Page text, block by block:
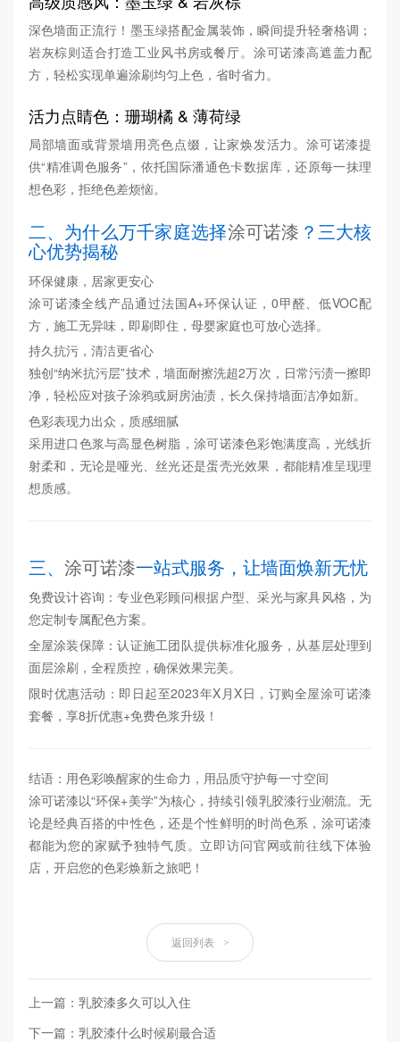
深色墙面正流行！墨玉绿搭配金属装饰，瞬间提升轻奢格调；
岩灰棕则适合打造工业风书房或餐厅。涂可诺漆高遮盖力配
方，轻松实现单遍涂刷均匀上色，省时省力。
活力点睛色：珊瑚橘 & 薄荷绿
局部墙面或背景墙用亮色点缀，让家焕发活力。涂可诺漆提
供“精准调色服务”，依托国际潘通色卡数据库，还原每一抹理
想色彩，拒绝色差烦恼。
二、为什么万千家庭选择涂可诺漆 ？三大核
心优势揭秘
环保健康，居家更安心
涂可诺漆全线产品通过法国A+环保认证，0甲醛、低VOC配
方，施工无异味，即刷即住，母婴家庭也可放心选择。
持久抗污，清洁更省心
独创“纳米抗污层”技术，墙面耐擦洗超2万次，日常污渍一擦即
净，轻松应对孩子涂鸦或厨房油渍，长久保持墙面洁净如新。
色彩表现力出众，质感细腻
采用进口色浆与高显色树脂，涂可诺漆色彩饱满度高，光线折
射柔和，无论是哑光、丝光还是蛋壳光效果，都能精准呈现理
想质感。
三、 涂可诺漆一站式服务，让墙面焕新无忧
免费设计咨询：专业色彩顾问根据户型、采光与家具风格，为
您定制专属配色方案。
全屋涂装保障：认证施工团队提供标准化服务，从基层处理到
面层涂刷，全程质控，确保效果完美。
限时优惠活动：即日起至2023年X月X日，订购全屋涂可诺漆
套餐，享8折优惠+免费色浆升级！
结语：用色彩唤醒家的生命力，用品质守护每一寸空间
涂可诺漆以“环保+美学”为核心，持续引领乳胶漆行业潮流。无
论是经典百搭的中性色，还是个性鲜明的时尚色系，涂可诺漆
都能为您的家赋予独特气质。立即访问官网或前往线下体验
店，开启您的色彩焕新之旅吧！
返回列表 >
上一篇：乳胶漆多久可以入住
下一篇：乳胶漆什么时候刷最合适